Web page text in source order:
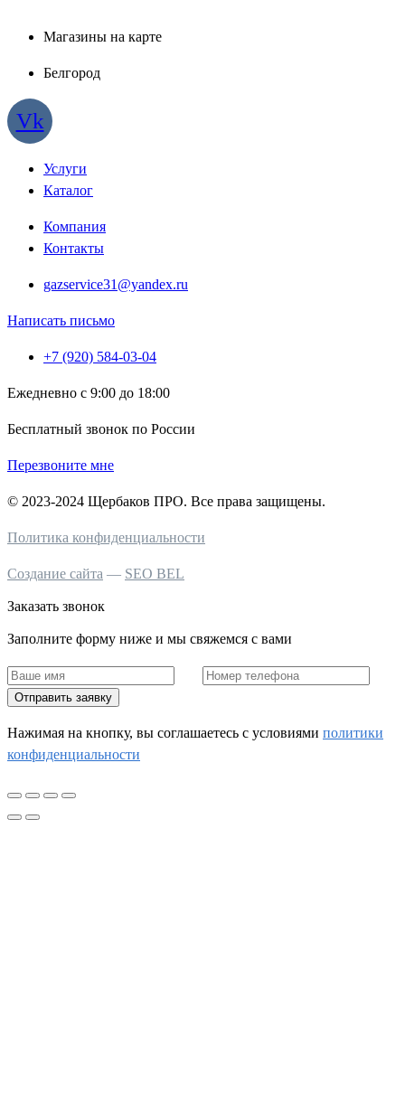
Магазины на карте
Белгород
Vk
Услуги
Каталог
Компания
Контакты
gazservice31@yandex.ru
Написать письмо
+7 (920) 584-03-04
Ежедневно с 9:00 до 18:00
Бесплатный звонок по России
Перезвоните мне
© 2023-2024 Щербаков ПРО. Все права защищены.
Политика конфиденциальности
Создание сайта — SEO BEL
Заказать звонок
Заполните форму ниже и мы свяжемся с вами
Отправить заявку
Нажимая на кнопку, вы соглашаетесь c условиями политики
конфиденциальности